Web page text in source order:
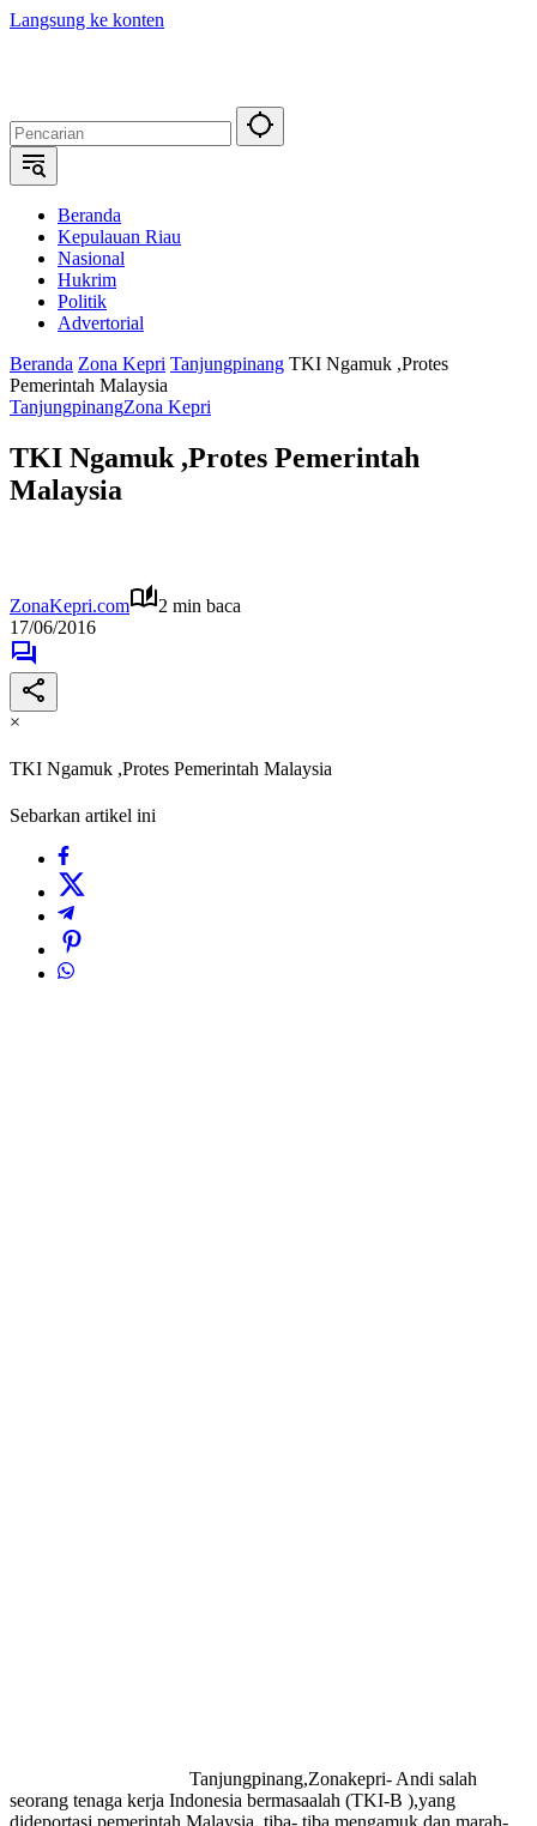
Langsung ke konten
Beranda
Kepulauan Riau
Nasional
Hukrim
Politik
Advertorial
Beranda Zona Kepri Tanjungpinang TKI Ngamuk ,Protes
Pemerintah Malaysia
TanjungpinangZona Kepri
TKI Ngamuk ,Protes Pemerintah
Malaysia
ZonaKepri.com
2 min baca
17/06/2016
×
TKI Ngamuk ,Protes Pemerintah Malaysia
Sebarkan artikel ini
Tanjungpinang,Zonakepri- Andi salah
seorang tenaga kerja Indonesia bermasaalah (TKI-B ),yang